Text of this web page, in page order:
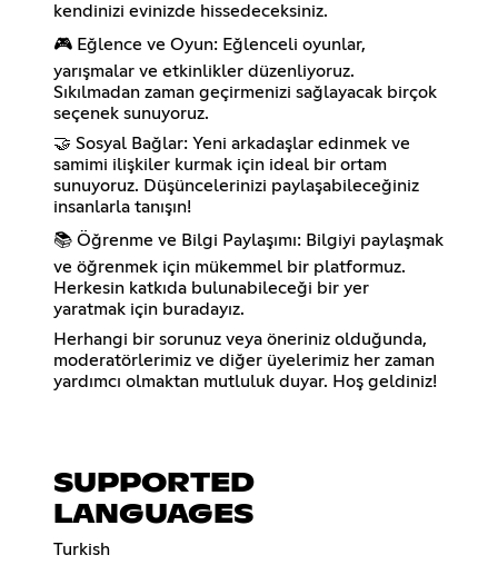
kendinizi evinizde hissedeceksiniz.
🎮 Eğlence ve Oyun: Eğlenceli oyunlar,
yarışmalar ve etkinlikler düzenliyoruz.
Sıkılmadan zaman geçirmenizi sağlayacak birçok
seçenek sunuyoruz.
🤝 Sosyal Bağlar: Yeni arkadaşlar edinmek ve
samimi ilişkiler kurmak için ideal bir ortam
sunuyoruz. Düşüncelerinizi paylaşabileceğiniz
insanlarla tanışın!
📚 Öğrenme ve Bilgi Paylaşımı: Bilgiyi paylaşmak
ve öğrenmek için mükemmel bir platformuz.
Herkesin katkıda bulunabileceği bir yer
yaratmak için buradayız.
Herhangi bir sorunuz veya öneriniz olduğunda,
moderatörlerimiz ve diğer üyelerimiz her zaman
yardımcı olmaktan mutluluk duyar. Hoş geldiniz!
SUPPORTED
LANGUAGES
Turkish